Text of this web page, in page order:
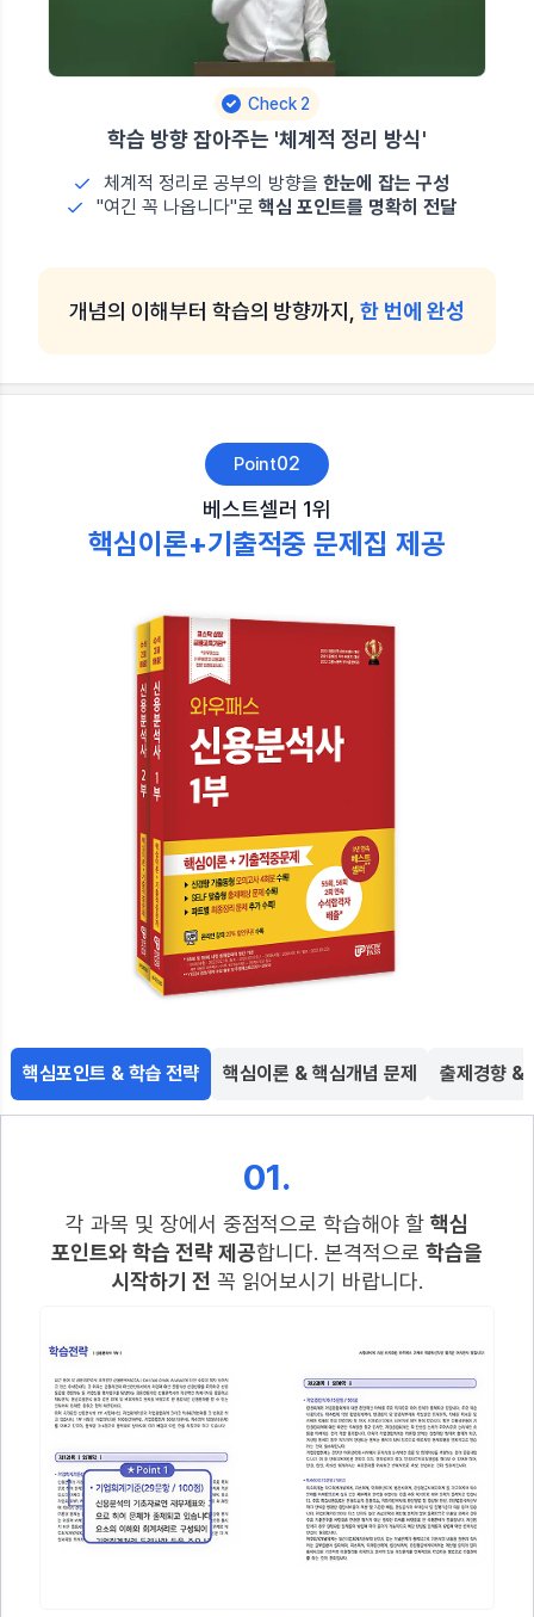
Check 2
학습 방향 잡아주는 '체계적 정리 방식'
체계적 정리로 공부의 방향을 한눈에 잡는 구성
"여긴 꼭 나옵니다"로 핵심 포인트를 명확히 전달
개념의 이해부터 학습의 방향까지,한 번에 완성
Point02
베스트셀러 1위
핵심이론+기출적중 문제집 제공
핵심포인트 & 학습 전략 핵심이론 & 핵심개념 문제 출제경향 &
01.
각 과목 및 장에서 중점적으로 학습해야 할핵심
포인트와 학습 전략 제공합니다. 본격적으로 학습을
시작하기 전 꼭 읽어보시기 바랍니다.